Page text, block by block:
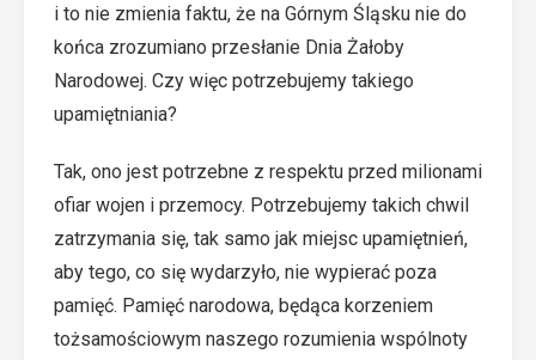
i to nie zmienia faktu, że na Górnym Śląsku nie do
końca zrozumiano przesłanie Dnia Żałoby
Narodowej. Czy więc potrzebujemy takiego
upamiętniania?
Tak, ono jest potrzebne z respektu przed milionami
ofiar wojen i przemocy. Potrzebujemy takich chwil
zatrzymania się, tak samo jak miejsc upamiętnień,
aby tego, co się wydarzyło, nie wypierać poza
pamięć. Pamięć narodowa, będąca korzeniem
tożsamościowym naszego rozumienia wspólnoty